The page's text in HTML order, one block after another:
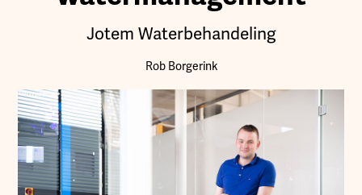
Jotem Waterbehandeling
Rob Borgerink